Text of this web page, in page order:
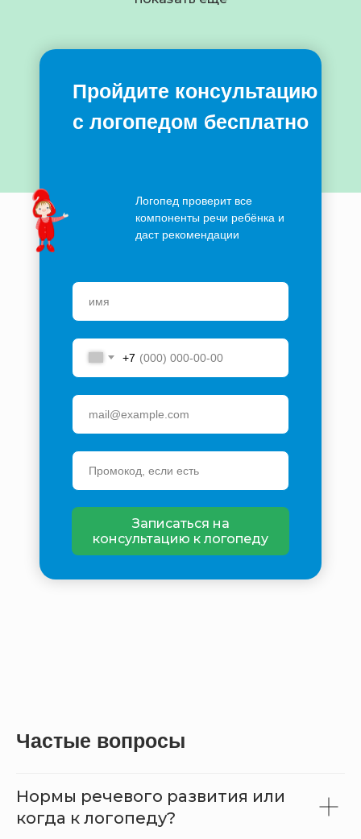
Пройдите консультацию
с логопедом бесплатно
+7
Записаться на
консультацию к логопеду
Логопед проверит все
компоненты речи ребёнка и
даст рекомендации
Частые вопросы
Нормы речевого развития или
когда к логопеду?